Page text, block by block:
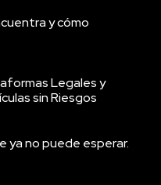
y cómo
Legales y
sin Riesgos
ya no puede esperar.